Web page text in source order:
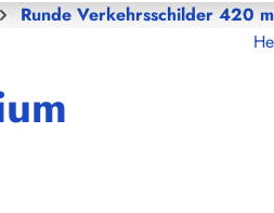
Runde Verkehrsschilder 420